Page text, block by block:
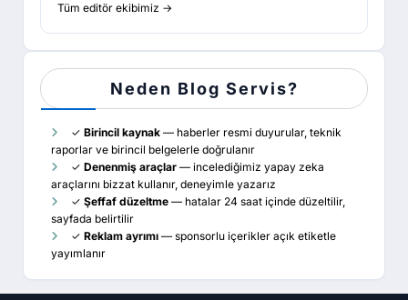
Tüm editör ekibimiz →
Neden Blog Servis?
✓ Birincil kaynak — haberler resmi duyurular, teknik
raporlar ve birincil belgelerle doğrulanır
✓ Denenmiş araçlar — incelediğimiz yapay zeka
araçlarını bizzat kullanır, deneyimle yazarız
✓ Şeffaf düzeltme — hatalar 24 saat içinde düzeltilir,
sayfada belirtilir
✓ Reklam ayrımı — sponsorlu içerikler açık etiketle
yayımlanır